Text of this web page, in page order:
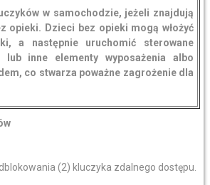
w samochodzie, jeżeli znajdują
opieki. Dzieci bez opieki mogą włożyć
a następnie uruchomić sterowane
lub inne elementy wyposażenia albo
co stwarza poważne zagrożenie dla
(2) kluczyka zdalnego dostępu.